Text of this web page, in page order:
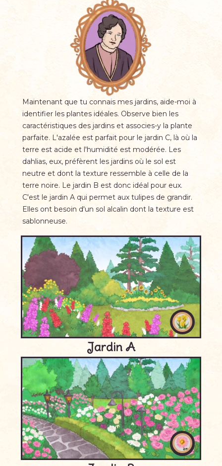
Maintenant que tu connais mes jardins, aide-moi à
identifier les plantes idéales. Observe bien les
caractéristiques des jardins et associes-y la plante
parfaite. L'azalée est parfait pour le jardin C, là où la
terre est acide et l'humidité est modérée. Les
dahlias, eux, préfèrent les jardins où le sol est
neutre et dont la texture ressemble à celle de la
terre noire. Le jardin B est donc idéal pour eux.
C'est le jardin A qui permet aux tulipes de grandir.
Elles ont besoin d'un sol alcalin dont la texture est
sablonneuse.
Jardin A